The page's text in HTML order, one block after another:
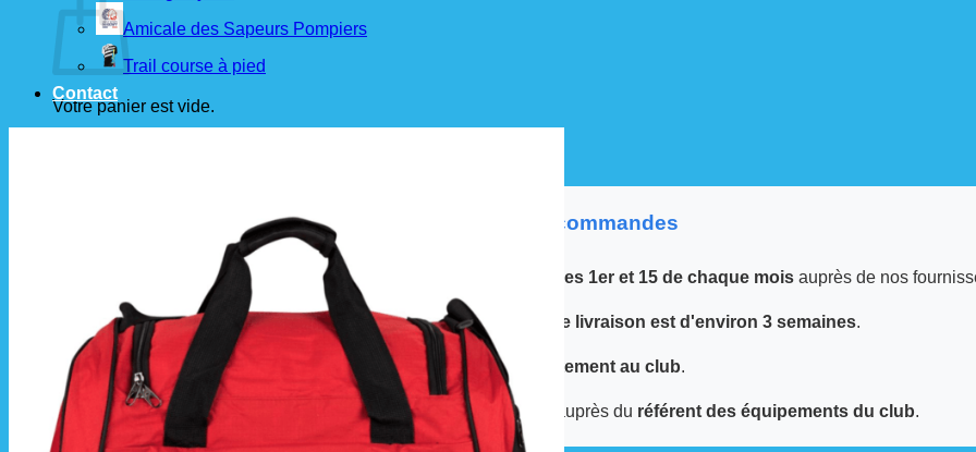
Votre panier est vide.
📦 Informations sur les commandes
Les commandes sont passées les 1er et 15 de chaque moisauprès de nos
À partir de ces dates, le délai de livraison est d'environ 3 semaines.
La livraison est effectuée directement au club.
La commande est à récupérer auprès du référent des équipements du club.
Amicale des Sapeurs Pompiers
Trail course à pied
Contact